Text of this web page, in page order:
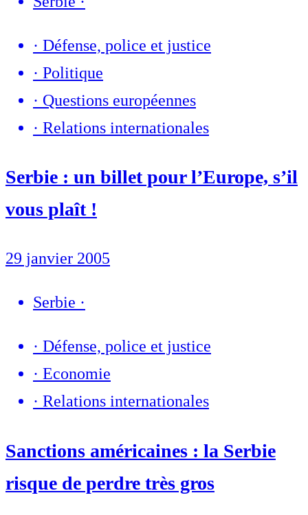
· Défense, police et justice
· Politique
· Questions européennes
· Relations internationales
Serbie : un billet pour l’Europe, s’il
vous plaît !
29 janvier 2005
Serbie ·
· Défense, police et justice
· Economie
· Relations internationales
Sanctions américaines : la Serbie
risque de perdre très gros